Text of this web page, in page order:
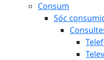
Consum
Sóc